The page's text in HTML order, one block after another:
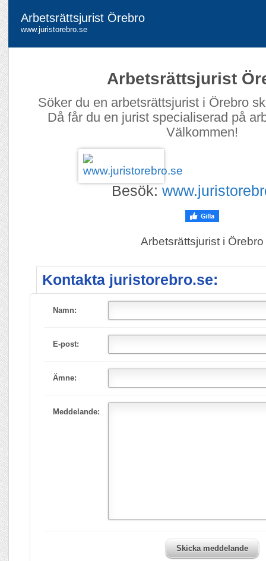
Arbetsrättsjurist Örebro
www.juristorebro.se
Arbetsrättsjurist
Söker du en arbetsrättsjurist i Örebro
Då får du en jurist specialiserad på
Välkommen!
Besök:
Arbetsrättsjurist i Örebro
Kontakta juristorebro.se:
Namn:
E-post:
Ämne:
Meddelande:
Skicka meddelande